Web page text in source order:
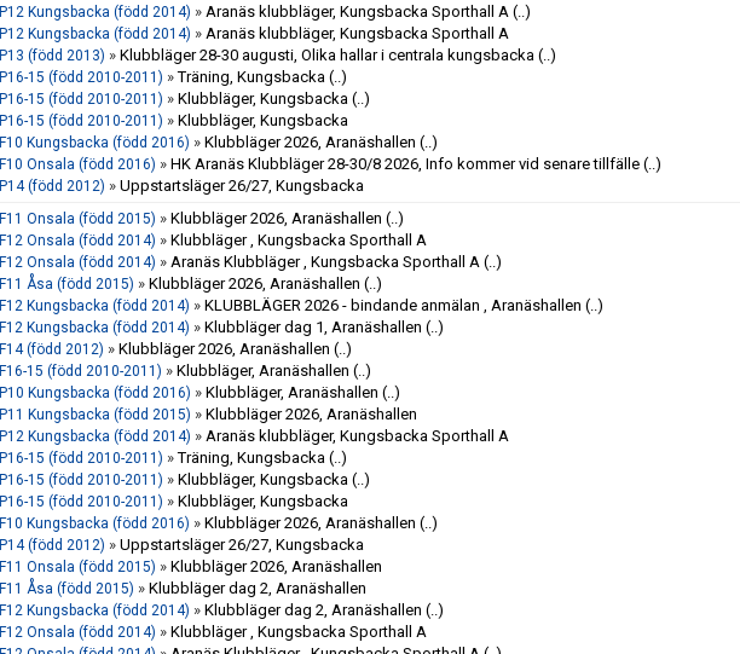
P12 Kungsbacka (född 2014) » Aranäs klubbläger, Kungsbacka Sporthall A (..)
P12 Kungsbacka (född 2014) » Aranäs klubbläger, Kungsbacka Sporthall A
P13 (född 2013) » Klubbläger 28-30 augusti, Olika hallar i centrala kungsbacka (..)
P16-15 (född 2010-2011) »Träning, Kungsbacka (..)
P16-15 (född 2010-2011) » Klubbläger, Kungsbacka (..)
P16-15 (född 2010-2011) » Klubbläger, Kungsbacka
F10 Kungsbacka (född 2016) » Klubbläger 2026, Aranäshallen (..)
F10 Onsala (född 2016) » HK Aranäs Klubbläger 28-30/8 2026, Info kommer vid senare tillfälle (..)
P14 (född 2012) » Uppstartsläger 26/27, Kungsbacka
F11 Onsala (född 2015) » Klubbläger 2026, Aranäshallen (..)
F12 Onsala (född 2014) » Klubbläger , Kungsbacka Sporthall A
F12 Onsala (född 2014) » Aranäs Klubbläger , Kungsbacka Sporthall A (..)
F11 Åsa (född 2015) » Klubbläger 2026, Aranäshallen (..)
F12 Kungsbacka (född 2014) » KLUBBLÄGER 2026 - bindande anmälan , Aranäshallen (..)
F12 Kungsbacka (född 2014) » Klubbläger dag 1, Aranäshallen (..)
F14 (född 2012) » Klubbläger 2026, Aranäshallen (..)
F16-15 (född 2010-2011) » Klubbläger, Aranäshallen (..)
P10 Kungsbacka (född 2016) » Klubbläger, Aranäshallen (..)
P11 Kungsbacka (född 2015) » Klubbläger 2026, Aranäshallen
P12 Kungsbacka (född 2014) » Aranäs klubbläger, Kungsbacka Sporthall A
P16-15 (född 2010-2011) »Träning, Kungsbacka (..)
P16-15 (född 2010-2011) » Klubbläger, Kungsbacka (..)
P16-15 (född 2010-2011) » Klubbläger, Kungsbacka
F10 Kungsbacka (född 2016) » Klubbläger 2026, Aranäshallen (..)
P14 (född 2012) » Uppstartsläger 26/27, Kungsbacka
F11 Onsala (född 2015) » Klubbläger 2026, Aranäshallen
F11 Åsa (född 2015) » Klubbläger dag 2, Aranäshallen
F12 Kungsbacka (född 2014) » Klubbläger dag 2, Aranäshallen (..)
F12 Onsala (född 2014) » Klubbläger , Kungsbacka Sporthall A